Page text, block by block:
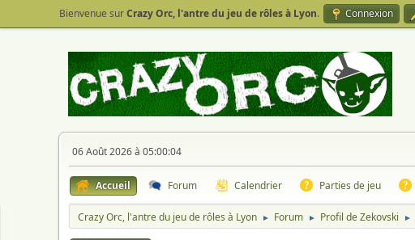
Bienvenue surCrazy Orc, l'antre du jeu de rôles à Lyon. Connexion
06 Août 2026 à 05:00:04
Accueil Forum Calendrier Parties de jeu
Crazy Orc, l'antre du jeu de rôles à Lyon ► Forum ► Profil de Zekovski ►